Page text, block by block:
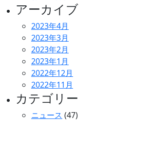
アーカイブ
2023年4月
2023年3月
2023年2月
2023年1月
2022年12月
2022年11月
カテゴリー
ニュース (47)